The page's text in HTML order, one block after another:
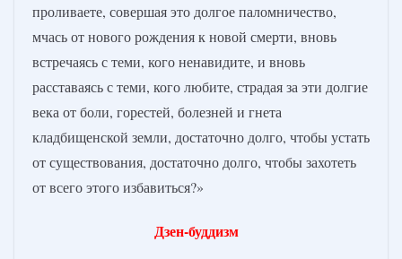
проливаете, совершая это долгое паломничество,
мчась от нового рождения к новой смерти, вновь
встречаясь с теми, кого ненавидите, и вновь
расставаясь с теми, кого любите, страдая за эти долгие
века от боли, горестей, болезней и гнета
кладбищенской земли, достаточно долго, чтобы устать
от существования, достаточно долго, чтобы захотеть
от всего этого избавиться?»
Дзен-буддизм